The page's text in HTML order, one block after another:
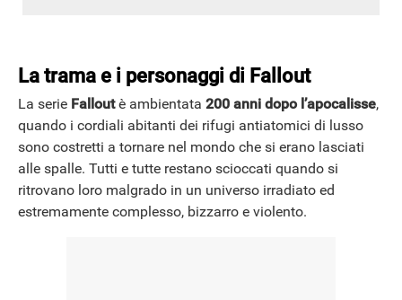
La trama e i personaggi di Fallout
La serie Falloutè ambientata 200 anni dopo l’apocalisse,
quando i cordiali abitanti dei rifugi antiatomici di lusso
sono costretti a tornare nel mondo che si erano lasciati
alle spalle. Tutti e tutte restano scioccati quando si
ritrovano loro malgrado in un universo irradiato ed
estremamente complesso, bizzarro e violento.